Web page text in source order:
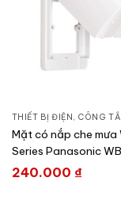
THIẾT BỊ ĐIỆN, CÔNG
Mặt có nắp che mưa
Series Panasonic
240.000 ₫